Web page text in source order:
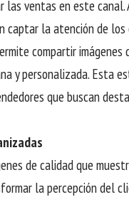
las ventas en este
captar la atención de
compartir
y personalizada. Esta
que buscan
de calidad que
la percepción del